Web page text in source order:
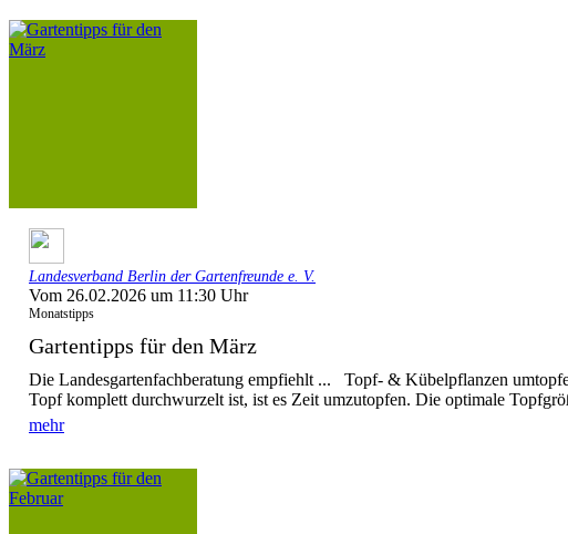
Landesverband Berlin der Gartenfreunde e. V.
Vom 26.02.2026 um 11:30 Uhr
Monatstipps
Gartentipps für den März
Die Landesgartenfachberatung empfiehlt ... Topf- & Kübelpflanzen
Topf komplett durchwurzelt ist, ist es Zeit umzutopfen. Die optimale
mehr